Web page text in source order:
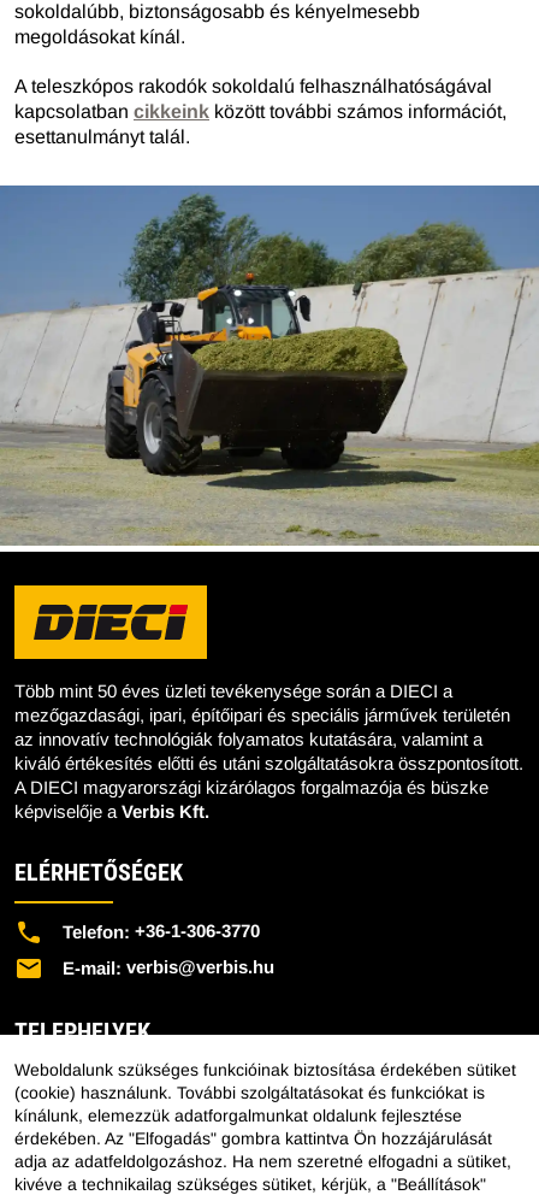
sokoldalúbb, biztonságosabb és kényelmesebb
megoldásokat kínál.
A teleszkópos rakodók sokoldalú felhasználhatóságával
kapcsolatban cikkeink között további számos információt,
esettanulmányt talál.
Több mint 50 éves üzleti tevékenysége során a DIECI a
mezőgazdasági, ipari, építőipari és speciális járművek területén
az innovatív technológiák folyamatos kutatására, valamint a
kiváló értékesítés előtti és utáni szolgáltatásokra összpontosított.
A DIECI magyarországi kizárólagos forgalmazója és büszke
képviselője a Verbis Kft.
ELÉRHETŐSÉGEK
Telefon: +36-1-306-3770
E-mail: verbis@verbis.hu
TELEPHELYEK
Központi Telephely - 1151 Budapest, Mélyfúró u. 2/E.
Lengyeltóti Telephely - 8693 Lengyeltóti, Külső Fonyódi út
10.
Hajdúböszörményi Telephely - 4220 Hajdúböszörmény,
Weboldalunk szükséges funkcióinak biztosítása érdekében sütiket
(cookie) használunk. További szolgáltatásokat és funkciókat is
kínálunk, elemezzük adatforgalmunkat oldalunk fejlesztése
érdekében. Az "Elfogadás" gombra kattintva Ön hozzájárulását
adja az adatfeldolgozáshoz. Ha nem szeretné elfogadni a sütiket,
kivéve a technikailag szükséges sütiket, kérjük, a "Beállítások"